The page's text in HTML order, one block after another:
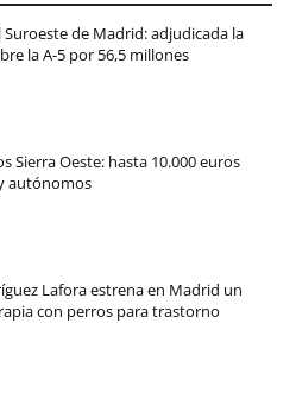
Suroeste de Madrid: adjudicada la
la A-5 por 56,5 millones
Sierra Oeste: hasta 10.000 euros
autónomos
Lafora estrena en Madrid un
con perros para trastorno